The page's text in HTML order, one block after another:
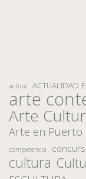
actual ACTUALIDAD
arte
Arte
Arte en Puerto
competencia
cultura